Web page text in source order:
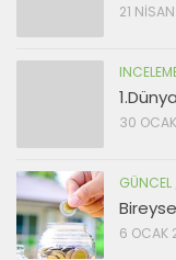
21
30
GÜNCEL
6 OCAK